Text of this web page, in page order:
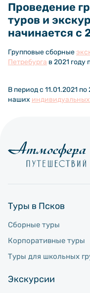
Проведение
туров и
начинается с
Групповые сборные
Петребурга в 2021 году
В период с 11.01.2021
наших
Туры в Псков
Сборные туры
Корпоративные туры
Туры для школьных
Экскурсии